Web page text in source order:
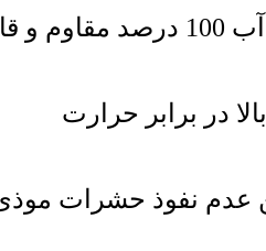
در برابر حرارت
عدم نفوذ حشرات